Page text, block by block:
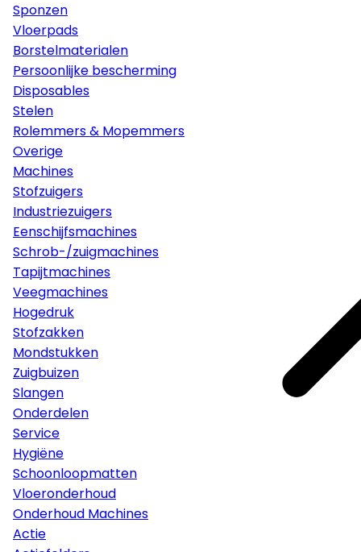
Sponzen
Vloerpads
Borstelmaterialen
Persoonlijke bescherming
Disposables
Stelen
Rolemmers & Mopemmers
Overige
Machines
Stofzuigers
Industriezuigers
Eenschijfsmachines
Schrob-/zuigmachines
Tapijtmachines
Veegmachines
Hogedruk
Stofzakken
Mondstukken
Zuigbuizen
Slangen
Onderdelen
Service
Hygiëne
Schoonloopmatten
Vloeronderhoud
Onderhoud Machines
Actie